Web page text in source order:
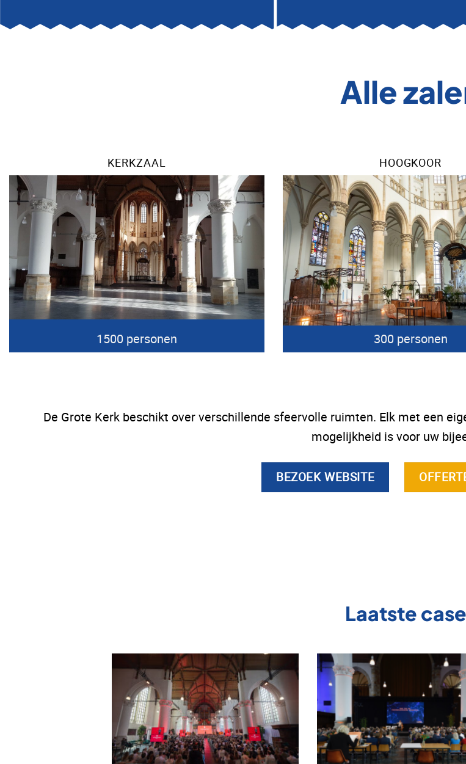
Alle
KERKZAAL
1500 personen
HOOGKOOR
300 personen
De Grote Kerk beschikt over verschillende sfeervolle ruimten. Elk met een
mogelijkheid is voor uw
BEZOEK WEBSITE
Laatste